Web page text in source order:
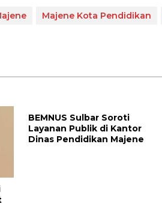
Majene Kota Pendidikan
BEMNUS Sulbar Soroti
Layanan Publik di Kantor
Dinas Pendidikan Majene